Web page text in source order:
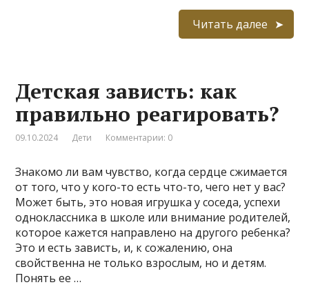
Читать далее
Детская зависть: как
правильно реагировать?
09.10.2024 Дети Комментарии: 0
Знакомо ли вам чувство, когда сердце сжимается
от того, что у кого-то есть что-то, чего нет у вас?
Может быть, это новая игрушка у соседа, успехи
одноклассника в школе или внимание родителей,
которое кажется направлено на другого ребенка?
Это и есть зависть, и, к сожалению, она
свойственна не только взрослым, но и детям.
Понять ее …